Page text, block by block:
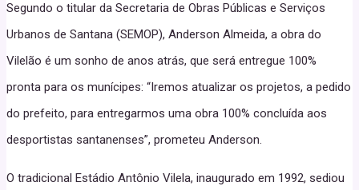
Segundo o titular da Secretaria de Obras Públicas e Serviços
Urbanos de Santana (SEMOP), Anderson Almeida, a obra do
Vilelão é um sonho de anos atrás, que será entregue 100%
pronta para os munícipes: “Iremos atualizar os projetos, a pedido
do prefeito, para entregarmos uma obra 100% concluída aos
desportistas santanenses”, prometeu Anderson.
O tradicional Estádio Antônio Vilela, inaugurado em 1992, sediou